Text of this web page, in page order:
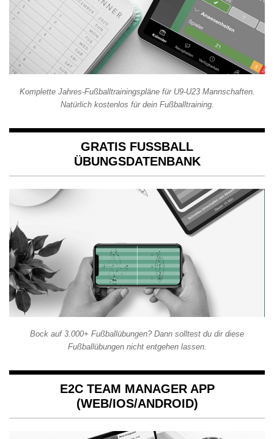
Komplette Jahres-Fußballtrainingspläne für U9-U23 Mannschaften.
Natürlich kostenlos für dein Fußballtraining.
GRATIS FUSSBALL Ü
BUNGSDATENBANK
Bock auf 3.000+ Fußballübungen? Dann solltest du dir diese
Fußballübungen nicht entgehen lassen.
E2C TEAM MANAGER APP
(WEB/IOS/ANDROID)